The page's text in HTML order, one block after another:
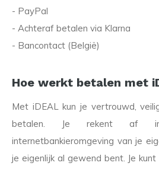
- PayPal
- Achteraf betalen via Klarna
- Bancontact (België)
Hoe werkt betalen met
Met iDEAL kun je vertrouwd,
betalen. Je rekent af
internetbankieromgeving van je
je eigenlijk al gewend bent. Je